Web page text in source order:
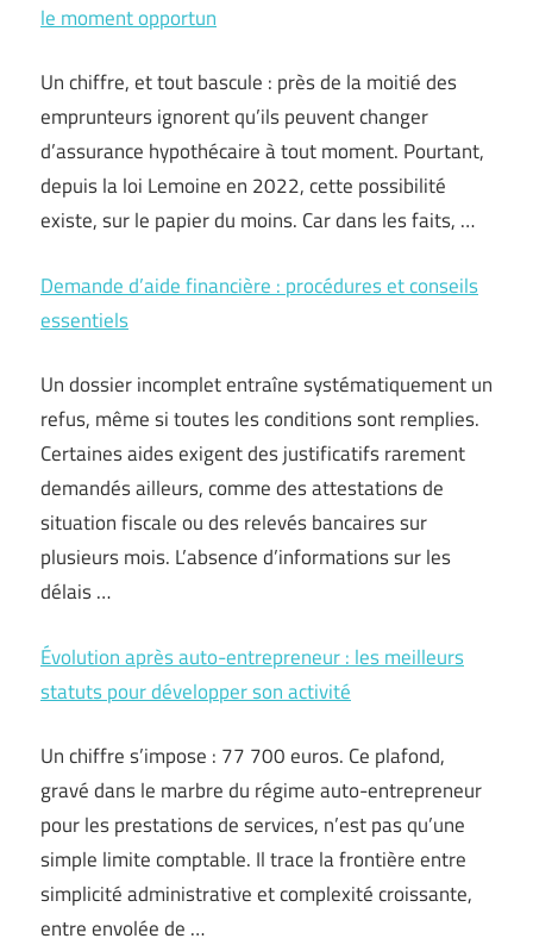
le moment opportun
Un chiffre, et tout bascule : près de la moitié des
emprunteurs ignorent qu’ils peuvent changer
d’assurance hypothécaire à tout moment. Pourtant,
depuis la loi Lemoine en 2022, cette possibilité
existe, sur le papier du moins. Car dans les faits, …
Demande d’aide financière : procédures et conseils
essentiels
Un dossier incomplet entraîne systématiquement un
refus, même si toutes les conditions sont remplies.
Certaines aides exigent des justificatifs rarement
demandés ailleurs, comme des attestations de
situation fiscale ou des relevés bancaires sur
plusieurs mois. L’absence d’informations sur les
délais …
Évolution après auto-entrepreneur : les meilleurs
statuts pour développer son activité
Un chiffre s’impose : 77 700 euros. Ce plafond,
gravé dans le marbre du régime auto-entrepreneur
pour les prestations de services, n’est pas qu’une
simple limite comptable. Il trace la frontière entre
simplicité administrative et complexité croissante,
entre envolée de …